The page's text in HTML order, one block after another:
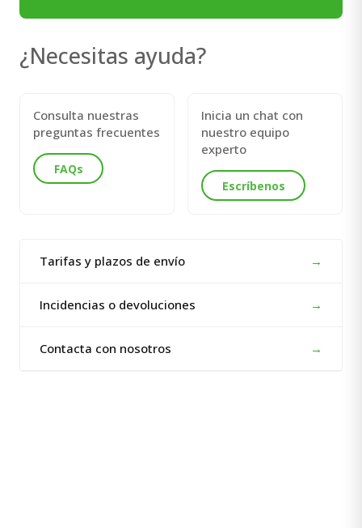
¿Necesitas ayuda?
Consulta nuestras
preguntas frecuentes
FAQs
Inicia un chat con
nuestro equipo
experto
Escríbenos
Tarifas y plazos de envío →
Incidencias o devoluciones →
Contacta con nosotros →